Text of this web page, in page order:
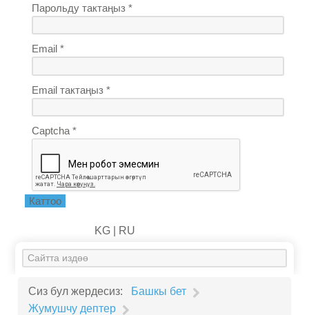
Парольду тактаңыз *
Email *
Email тактаңыз *
Captcha *
Каттоо
KG | RU
Искать...
Сиз бул жердесиз:
Башкы бет
Жумушчу дептер